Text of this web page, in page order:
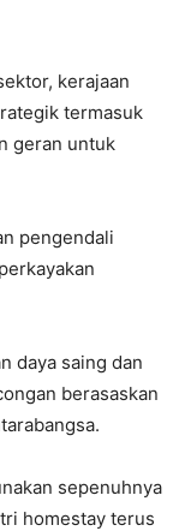
kerajaan
termasuk
geran untuk
pengendali
daya saing dan
berasaskan
sepenuhnya
homestay terus